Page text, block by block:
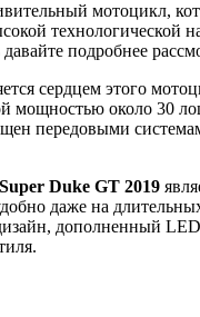
мотоцикл,
технологической
подробнее
сердцем этого
мощностью около 30
передовыми
Duke GT 2019
даже на
дополненный